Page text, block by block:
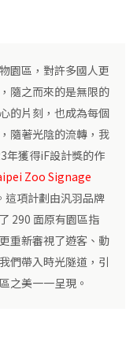
園區，對許多國人更
隨之而來的是無限的
的片刻，也成為每個
隨著光陰的流轉，我
年獲得iF設計獎的作
Zoo Signage
這項計劃由汎羽品牌
290 面原有園區指
重新審視了遊客、動
們帶入時光隧道，引
之美一一呈現。